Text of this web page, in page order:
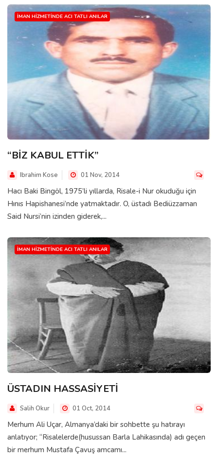
İMAN HIZMETINDE ACI TATLI ANILAR
“BİZ KABUL ETTİK”
Ibrahim Kose 01 Nov, 2014
Hacı Baki Bingöl, 1975’li yıllarda, Risale-i Nur okuduğu için
Hınıs Hapishanesi’nde yatmaktadır. O, üstadı Bediüzzaman
Said Nursi’nin izinden giderek,...
İMAN HIZMETINDE ACI TATLI ANILAR
ÜSTADIN HASSASİYETİ
Salih Okur 01 Oct, 2014
Merhum Ali Uçar, Almanya’daki bir sohbette şu hatırayı
anlatıyor; “Risalelerde(husussan Barla Lahikasında) adı geçen
bir merhum Mustafa Çavuş amcamı...